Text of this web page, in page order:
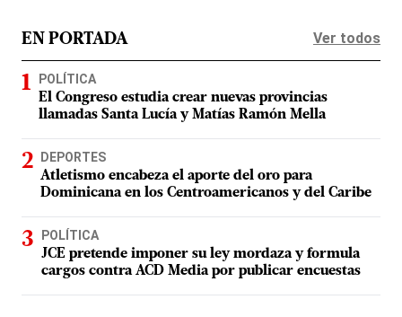
EN PORTADA Ver todos
POLÍTICA
El Congreso estudia crear nuevas provincias
llamadas Santa Lucía y Matías Ramón Mella
DEPORTES
Atletismo encabeza el aporte del oro para
Dominicana en los Centroamericanos y del Caribe
POLÍTICA
JCE pretende imponer su ley mordaza y formula
cargos contra ACD Media por publicar encuestas